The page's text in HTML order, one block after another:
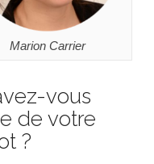
Marion Carrier
vous
de votre
?